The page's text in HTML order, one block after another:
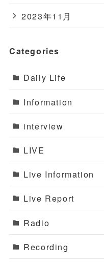
2023年11月
Categories
Daily Life
Information
interview
LIVE
Live Information
Live Report
Radio
Recording